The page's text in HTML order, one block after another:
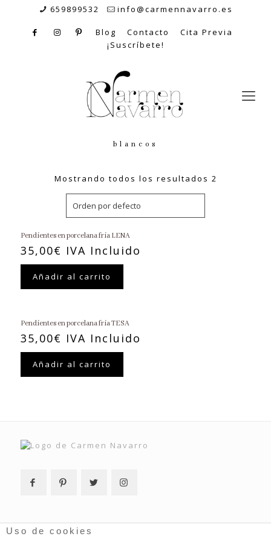
659899532 info@carmennavarro.es
Blog Contacto
Cita Previa
¡Suscríbete!
blancos
Mostrando todos los resultados 2
Pendientes en porcelana fria LENA
35,00€ IVA Incluido
Añadir al carrito
Pendientes en porcelana fria TESA
35,00€ IVA Incluido
Añadir al carrito
Uso de cookies